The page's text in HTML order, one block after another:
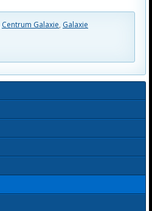
Centrum Galaxie, Galaxie